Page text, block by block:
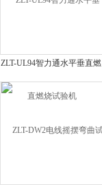
ZLT-UL94智力通水平垂直燃
烧试验机